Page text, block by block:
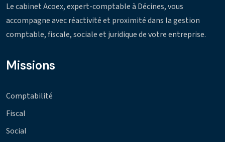
Le cabinet Acoex, expert-comptable à Décines, vous
accompagne avec réactivité et proximité dans la gestion
comptable, fiscale, sociale et juridique de votre entreprise.
Missions
Comptabilité
Fiscal
Social